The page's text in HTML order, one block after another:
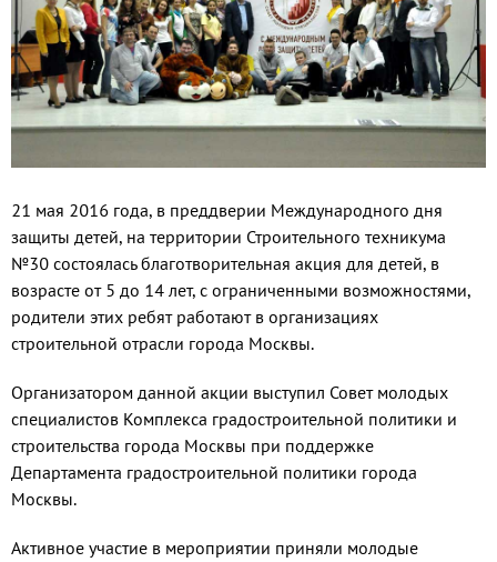
21 мая 2016 года, в преддверии Международного дня
защиты детей, на территории Строительного техникума
№30 состоялась благотворительная акция для детей, в
возрасте от 5 до 14 лет, с ограниченными возможностями,
родители этих ребят работают в организациях
строительной отрасли города Москвы.
Организатором данной акции выступил Совет молодых
специалистов Комплекса градостроительной политики и
строительства города Москвы при поддержке
Департамента градостроительной политики города
Москвы.
Активное участие в мероприятии приняли молодые